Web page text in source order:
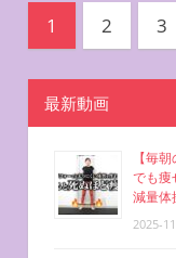
投
稿
ナ
1 2 3
最新動画
【毎
でも痩
減量体
2025-